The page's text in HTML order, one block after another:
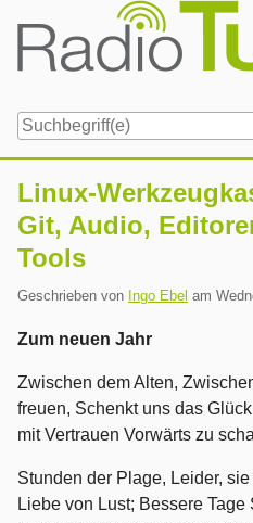
content
Linux-
Git, Audio,
Tools
Geschrieben von Ingo Ebel am
Zum neuen Jahr
Zwischen dem Alten,
freuen, Schenkt uns das
mit Vertrauen Vorwärts zu
Stunden der Plage, Leider,
Liebe von Lust; Bessere